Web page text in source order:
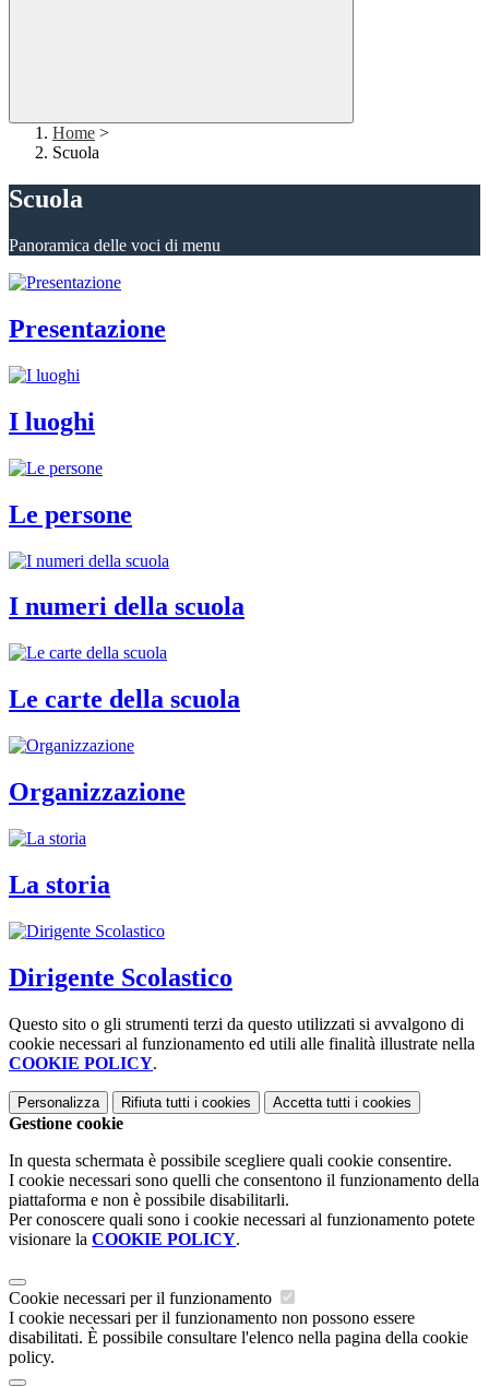
Home >
Scuola
Scuola
Panoramica delle voci di menu
Presentazione
I luoghi
Le persone
I numeri della scuola
Le carte della scuola
Organizzazione
La storia
Dirigente Scolastico
Questo sito o gli strumenti terzi da questo utilizzati si avvalgono di
cookie necessari al funzionamento ed utili alle finalità illustrate nella
COOKIE POLICY.
Personalizza Rifiuta tutti i cookies Accetta tutti i cookies
Gestione cookie
In questa schermata è possibile scegliere quali cookie consentire.
I cookie necessari sono quelli che consentono il funzionamento della
piattaforma e non è possibile disabilitarli.
Per conoscere quali sono i cookie necessari al funzionamento potete
visionare la COOKIE POLICY.
Cookie necessari per il funzionamento
I cookie necessari per il funzionamento non possono essere
disabilitati. È possibile consultare l'elenco nella pagina della cookie
policy.